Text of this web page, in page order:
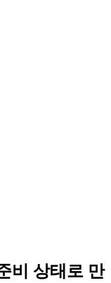
비 상태로 만